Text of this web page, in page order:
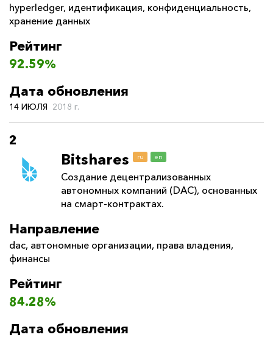
hyperledger, идентификация, конфиденциальность,
хранение данных
Рейтинг
92.59%
Дата обновления
14 ИЮЛЯ 2018 г.
2
Bitshares ru en
Создание децентрализованных
автономных компаний (DAC), основанных
на смарт-контрактах.
Направление
dac, автономные организации, права владения,
финансы
Рейтинг
84.28%
Дата обновления